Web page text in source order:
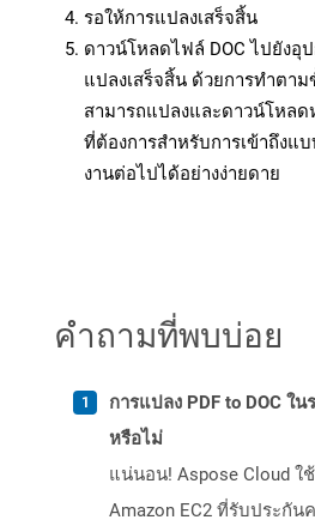
รอให้การแปลงเสร็จสิ้น
ดาวน์โหลดไฟล์ DOC ไปยัง
แปลงเสร็จสิ้น ด้วยการทำตา
สามารถแปลงและดาวน์โหลด
ที่ต้องการสำหรับการเข้าถึงแ
งานต่อไปได้อย่างง่ายดาย
คำถามที่พบบ่อย
การแปลง PDF to DOC ใ
หรือไม่
แน่นอน! Aspose Cloud ใ
Amazon EC2 ที่รับประกั